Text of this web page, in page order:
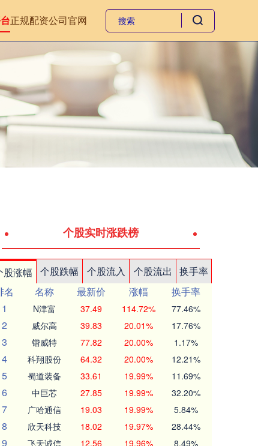
正规配资公司官网
个股实时涨跌榜
股涨幅 个股跌幅 个股流入 个股流出
换手率
名
名称 最新价 涨幅
换手率
1
N津富 37.49 114.72% 77.46%
2 威尔高 39.83 20.01% 17.76%
3 锴威特 77.82 20.00% 1.17%
4 科翔股份 64.32 20.00% 12.21%
5 蜀道装备 33.61 19.99% 11.69%
6 中巨芯 27.85 19.99% 32.20%
7 广哈通信 19.03 19.99% 5.84%
8 欣天科技 18.02 19.97% 28.44%
9 飞天诚信 12.56 19.96% 8.49%